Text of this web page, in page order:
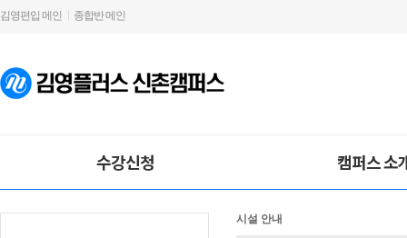
김영편입 메인 종합반 메인
수강신청 캠퍼스 소
시설 안내